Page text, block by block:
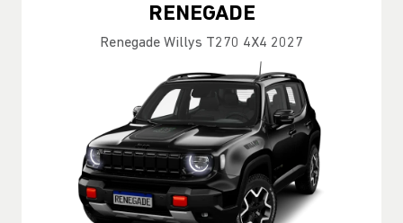
SERVIÇOS E REVISÕES
Revisão periódica
Mecânicos certificados
Peças genuínas